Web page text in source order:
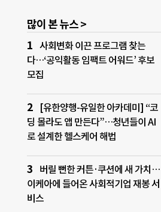
많이 본 뉴스 >
사회변화 이끈 프로그램 찾는
다…‘공익활동 임팩트 어워드’ 후보
모집
[유한양행-유일한 아카데미] “코
딩 몰라도 앱 만든다”…청년들이 AI
로 설계한 헬스케어 해법
버릴 뻔한 커튼·쿠션에 새 가치…
이케아에 들어온 사회적기업 재봉 서
비스